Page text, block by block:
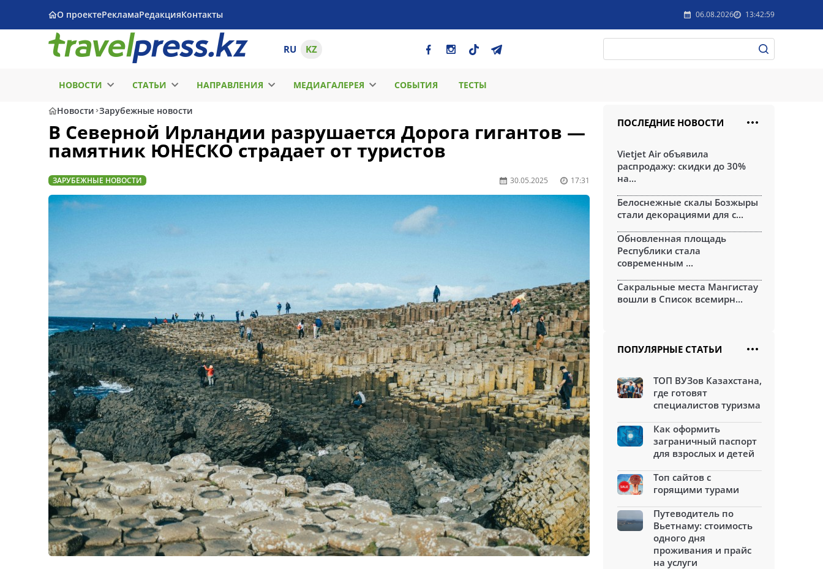
О проектеРекламаРедакцияКонтакты 06.08.2026 13:42:59
RU KZ
НОВОСТИ СТАТЬИ НАПРАВЛЕНИЯ МЕДИАГАЛЕРЕЯ СОБЫТИЯ ТЕСТЫ
Новости Зарубежные новости
В Северной Ирландии разрушается Дорога гигантов —
памятник ЮНЕСКО страдает от туристов
ЗАРУБЕЖНЫЕ НОВОСТИ 30.05.2025 17:31
ПОСЛЕДНИЕ НОВОСТИ
Vietjet Air объявила
распродажу: скидки до 30%
на...
Белоснежные скалы Бозжыры
стали декорациями для с...
Обновленная площадь
Республики стала
современным ...
Сакральные места Мангистау
вошли в Список всемирн...
ПОПУЛЯРНЫЕ СТАТЬИ
ТОП ВУЗов Казахстана,
где готовят
специалистов туризма
Как оформить
заграничный паспорт
для взрослых и детей
Топ сайтов с
горящими турами
Путеводитель по
Вьетнаму: стоимость
одного дня
проживания и прайс
на услуги